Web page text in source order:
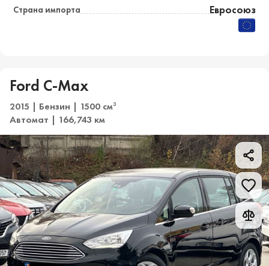
Страна импорта Евросоюз
Ford C-Max
2015 | Бензин | 1500 см3
Автомат | 166,743 км